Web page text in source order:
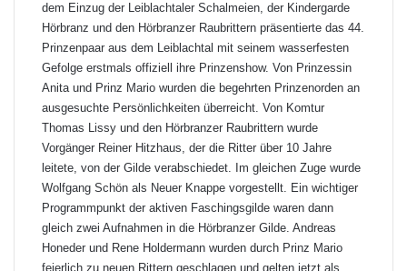
dem Einzug der Leiblachtaler Schalmeien, der Kindergarde
Hörbranz und den Hörbranzer Raubrittern präsentierte das 44.
Prinzenpaar aus dem Leiblachtal mit seinem wasserfesten
Gefolge erstmals offiziell ihre Prinzenshow. Von Prinzessin
Anita und Prinz Mario wurden die begehrten Prinzenorden an
ausgesuchte Persönlichkeiten überreicht. Von Komtur
Thomas Lissy und den Hörbranzer Raubrittern wurde
Vorgänger Reiner Hitzhaus, der die Ritter über 10 Jahre
leitete, von der Gilde verabschiedet. Im gleichen Zuge wurde
Wolfgang Schön als Neuer Knappe vorgestellt. Ein wichtiger
Programmpunkt der aktiven Faschingsgilde waren dann
gleich zwei Aufnahmen in die Hörbranzer Gilde. Andreas
Honeder und Rene Holdermann wurden durch Prinz Mario
feierlich zu neuen Rittern geschlagen und gelten jetzt als